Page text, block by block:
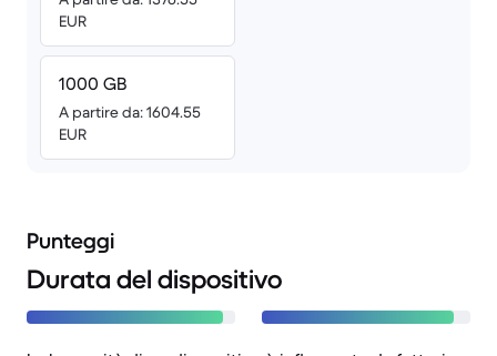
EUR
1000 GB
A partire da: 1604.55
EUR
Punteggi
Durata del dispositivo